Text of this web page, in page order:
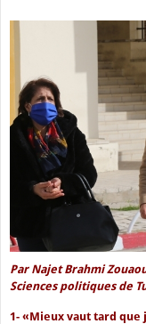
Par Najet Brahmi
Sciences politiques de
1- «Mieux vaut tard que